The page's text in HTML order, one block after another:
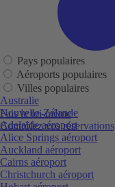
Fais le toi-même
Contrôlez vos
Pays populaires
Aéroports populaires
Villes populaires
Australie
Nouvelle-Zélande
Adelaide aéroport
Alice Springs aéroport
Auckland aéroport
Cairns aéroport
Christchurch aéroport